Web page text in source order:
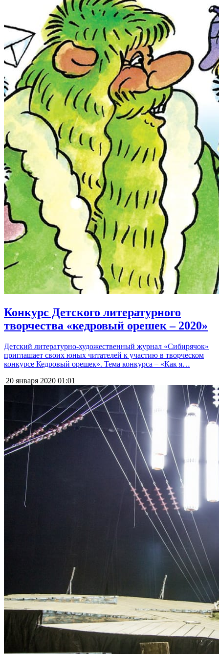
Конкурс Детского литературного
творчества «кедровый орешек – 2020»
Детский литературно-художественный журнал «Сибирячок»
приглашает своих юных читателей к участию в творческом
конкурсе Кедровый орешек». Тема конкурса – «Как я…
20 января 2020 01:01